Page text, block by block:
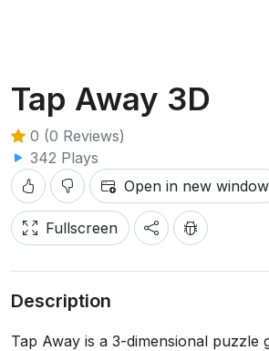
Tap Away 3D
0 (0 Reviews)
342 Plays
Open in new window
Fullscreen
Description
Tap Away is a 3-dimensional puzzle